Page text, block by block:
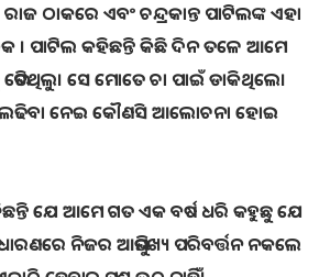
ଠାକରେ ଏବଂ ଚନ୍ଦ୍ରକାନ୍ତ ପାଟିଲଙ୍କ ଏହା
। ପାଟିଲ କହିଛନ୍ତି କିଛି ଦିନ ତଳେ ଆମେ
ସେ ମୋତେ ଚା ପାଇଁ ଡାକିଥିଲେ।
ଲଢିବା ନେଇ କୌଣସି ଆଲୋଚନା ହୋଇ
ଯେ ଆମେ ଗତ ଏକ ବର୍ଷ ଧରି କହୁଛୁ ଯେ
ନିଜର ଆଭିମୁଖ୍ୟ ପରିବର୍ତ୍ତନ ନକଲେ